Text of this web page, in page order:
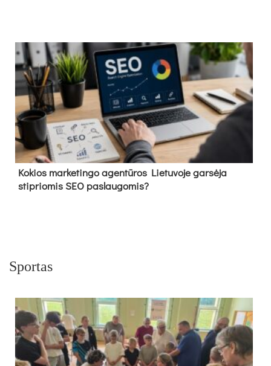
Kokios marketingo agentūros Lietuvoje garsėja
stipriomis SEO paslaugomis?
Sportas